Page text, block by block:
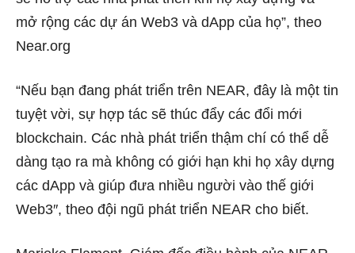
mở rộng các dự án Web3 và dApp của họ”, theo
Near.org
“Nếu bạn đang phát triển trên NEAR, đây là một tin
tuyệt vời, sự hợp tác sẽ thúc đẩy các đổi mới
blockchain. Các nhà phát triển thậm chí có thể dễ
dàng tạo ra mà không có giới hạn khi họ xây dựng
các dApp và giúp đưa nhiều người vào thế giới
Web3″, theo đội ngũ phát triển NEAR cho biết.